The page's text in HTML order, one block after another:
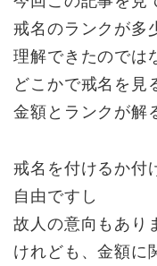
戒名のランクが多
理解できたのでは
どこかで戒名を見
金額とランクが解
戒名を付けるか付
自由ですし
故人の意向もあり
けれども、金額に